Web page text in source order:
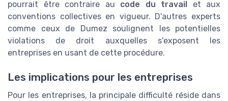
pourrait être contraire au code du travail et aux
conventions collectives en vigueur. D'autres experts
comme ceux de Dumez soulignent les potentielles
violations de droit auxquelles s'exposent les
entreprises en usant de cette procédure.
Les implications pour les entreprises
Pour les entreprises, la principale difficulté réside dans